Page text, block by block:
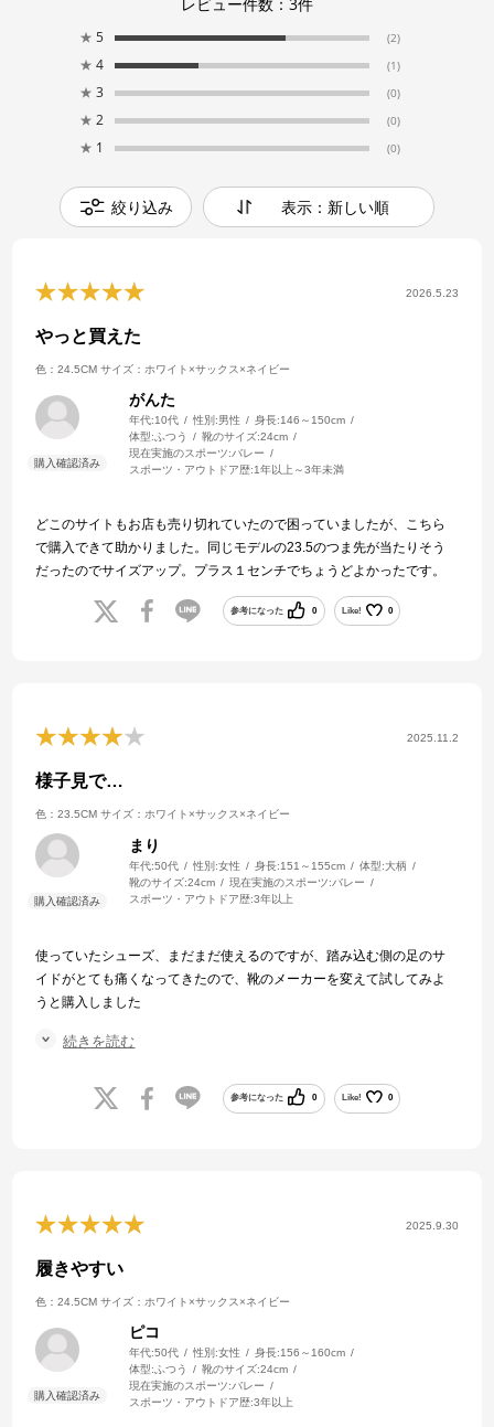
★ 5 (2)
★ 4 (1)
★ 3 (0)
★ 2 (0)
★ 1 (0)
絞り込み 表示：新しい順
2026.5.23
やっと買えた
色：24.5CM サイズ：ホワイト×サックス×ネイビー
がんた
年代:10代 性別:男性 身長:146～150cm
体型: ふつう 靴のサイズ:24cm
現在実施のスポーツ:バレー
スポーツ・アウトドア歴:1年以上～3年未満
どこのサイトもお店も売り切れていたので困っていましたが、こちら
で購入できて助かりました。同じモデルの23.5のつま先が当たりそう
だったのでサイズアップ。プラス１センチでちょうどよかったです。
参考になった 0 Like! 0
2025.11.2
様子見で…
色：23.5CM サイズ：ホワイト×サックス×ネイビー
まり
年代:50代 性別:女性 身長:151～155cm 体型:大柄
靴のサイズ:24cm 現在実施のスポーツ:バレー
スポーツ・アウトドア歴:3年以上
使っていたシューズ、まだまだ使えるのですが、踏み込む側の足のサ
イドがとても痛くなってきたので、靴のメーカーを変えて試してみよ
うと購入しました
様子見です。
続きを読む
参考になった 0 Like! 0
2025.9.30
履きやすい
色：24.5CM サイズ：ホワイト×サックス×ネイビー
ピコ
年代:50代 性別:女性 身長:156～160cm
体型: ふつう 靴のサイズ:24cm
現在実施のスポーツ:バレー
スポーツ・アウトドア歴:3年以上